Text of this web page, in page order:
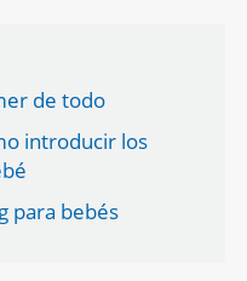
de todo
introducir los
para bebés